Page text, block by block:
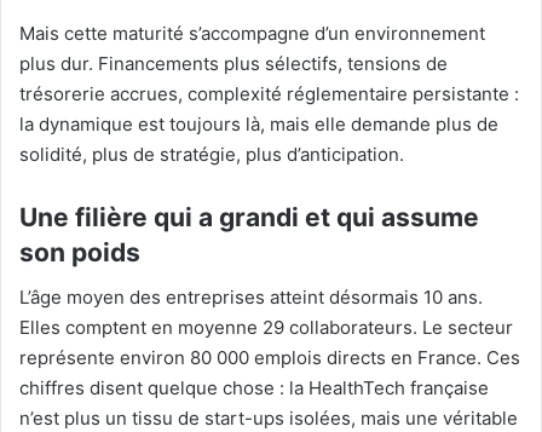
Mais cette maturité s’accompagne d’un environnement
plus dur. Financements plus sélectifs, tensions de
trésorerie accrues, complexité réglementaire persistante :
la dynamique est toujours là, mais elle demande plus de
solidité, plus de stratégie, plus d’anticipation.
Une filière qui a grandi et qui assume
son poids
L’âge moyen des entreprises atteint désormais 10 ans.
Elles comptent en moyenne 29 collaborateurs. Le secteur
représente environ 80 000 emplois directs en France. Ces
chiffres disent quelque chose : la HealthTech française
n’est plus un tissu de start-ups isolées, mais une véritable